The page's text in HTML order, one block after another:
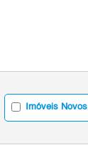
Imóveis Novos